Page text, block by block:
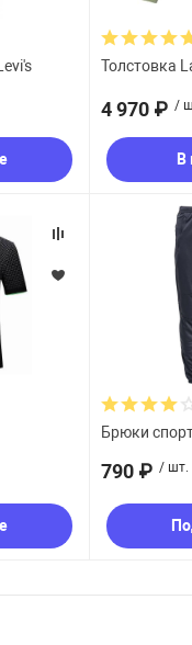
Толстовка
4 970 ₽ /
В
Брюки
790 ₽ / шт.